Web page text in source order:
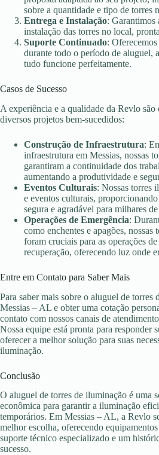
sobre a quantidade e tipo de torres
Entrega e Instalação: Garantimos
instalação das torres no local,
Suporte Continuado:
durante todo o período de aluguel,
tudo funcione perfeitamente.
Casos de Sucesso
A experiência e a qualidade da Revlo são
diversos projetos bem-sucedidos:
Construção de Infraestrutura:
infraestrutura em Messias, nossas
garantiram a continuidade dos
aumentando a produtividade e
Eventos Culturais: Nossas torres
e eventos culturais,
segura e agradável para milhares
Operações de Emergência:
como enchentes e apagões, nossas
foram cruciais para as operações de
recuperação, oferecendo luz onde
Entre em Contato para Saber Mais
Para saber mais sobre o aluguel de torres
Messias – AL e obter uma cotação
contato com nossos canais de
Nossa equipe está pronta para responder
oferecer a melhor solução para suas
iluminação.
Conclusão
O aluguel de torres de iluminação é uma
econômica para garantir a iluminação
temporários. Em Messias – AL, a Revlo
melhor escolha, oferecendo
suporte técnico especializado e um
sucesso.